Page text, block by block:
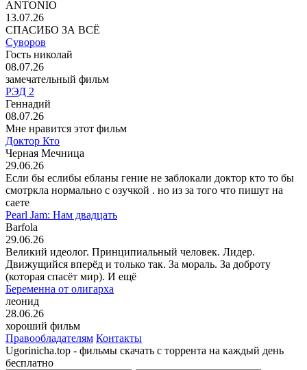
ANTONIO
13.07.26
СПАСИБО ЗА ВСЁ
Суворов
Гость николай
08.07.26
замечательный фильм
РЭД 2
Геннадий
08.07.26
Мне нравится этот фильм
Доктор Кто
Черная Мечница
29.06.26
Если бы еслибы ебланы гение не заблокали доктор кто то бы
смотркла нормально с озучкой . но из за того что пишут на
саете
Pearl Jam: Нам двадцать
Barfola
29.06.26
Великий идеолог. Принципиальный человек. Лидер.
Движущийся вперёд и только так. За мораль. За доброту
(которая спасёт мир). И ещё
Беременна от олигарха
леонид
28.06.26
хороший фильм
Правообладателям Контакты
Ugorinicha.top - фильмы скачать с торрента на каждый день
бесплатно